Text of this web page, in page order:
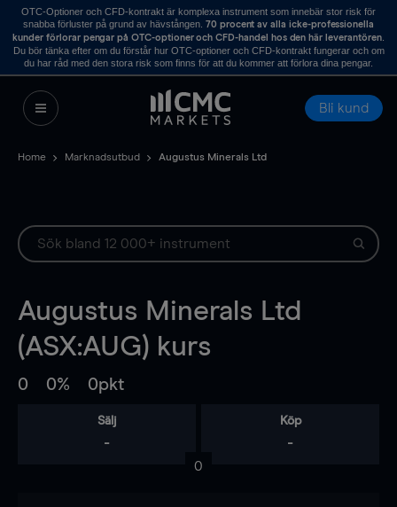
OTC-Optioner och CFD-kontrakt är komplexa instrument som innebär stor risk för
snabba förluster på grund av hävstången. 70 procent av alla icke-professionella
kunder förlorar pengar på OTC-optioner och CFD-handel hos den här leverantören.
Du bör tänka efter om du förstår hur OTC-optioner och CFD-kontrakt fungerar och om
du har råd med den stora risk som finns för att du kommer att förlora dina pengar.
Bli kund
Home Marknadsutbud Augustus Minerals Ltd
Augustus Minerals Ltd
(ASX:AUG) kurs
0 0% 0pkt
Sälj
-
Köp
-
0